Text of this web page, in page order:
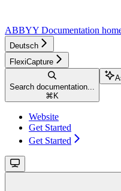
ABBYY Documentation
Deutsch
FlexiCapture
Search documentation...
⌘ K
Website
Get Started
Get Started